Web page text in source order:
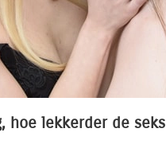
hoe lekkerder de seks